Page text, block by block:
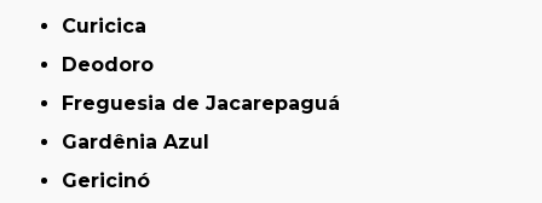
Curicica
Deodoro
Freguesia de Jacarepaguá
Gardênia Azul
Gericinó